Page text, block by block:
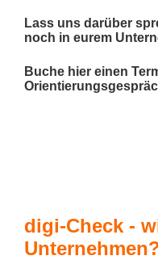
Lass uns darüber
noch in eurem
Buche hier einen
digi-Check -